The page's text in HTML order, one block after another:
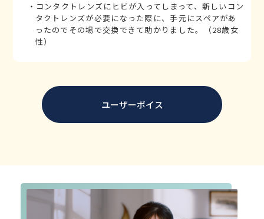
・コンタクトレンズにヒビが入ってしまって、新しいコン
タクトレンズが必要になった際に、手元にスペアがあ
ったのでその場で交換できて助かりました。（28歳女
性）
ユーザーボイス